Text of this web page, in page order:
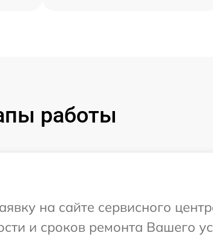
работы
на сайте сервисного
и сроков ремонта Вашего